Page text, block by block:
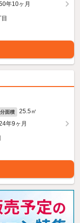
年10ヶ月
面積 25.5㎡
年9ヶ月